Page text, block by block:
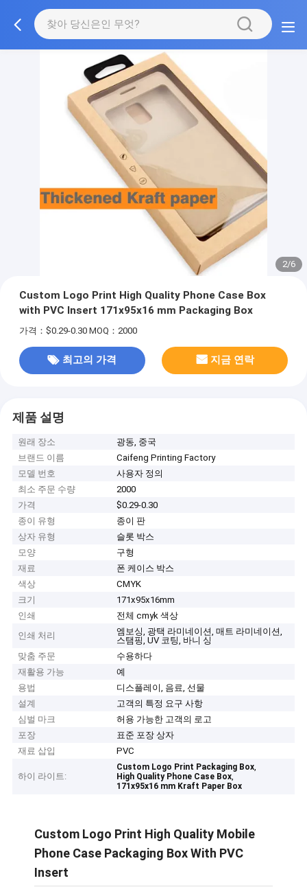
2/6
Custom Logo Print High Quality Phone Case Box
with PVC Insert 171x95x16 mm Packaging Box
가격：$0.29-0.30 MOQ：2000
최고의 가격 지금 연락
제품 설명
원래 장소
광동, 중국
브랜드 이름
Caifeng Printing Factory
모델 번호
사용자 정의
최소 주문 수량
2000
가격
$0.29-0.30
종이 유형
종이 판
상자 유형
슬롯 박스
모양
구형
재료
폰 케이스 박스
색상
CMYK
크기
171x95x16mm
인쇄
전체 cmyk 색상
인쇄 처리
엠보싱, 광택 라미네이션, 매트 라미네이션,
스탬핑, UV 코팅, 바니 싱
맞춤 주문
수용하다
재활용 가능
예
용법
디스플레이, 음료, 선물
설계
고객의 특정 요구 사항
심벌 마크
허용 가능한 고객의 로고
포장
표준 포장 상자
재료 삽입
PVC
하이 라이트:
Custom Logo Print Packaging Box,
High Quality Phone Case Box,
171x95x16 mm Kraft Paper Box
Custom Logo Print High Quality Mobile
Phone Case Packaging Box With PVC
Insert